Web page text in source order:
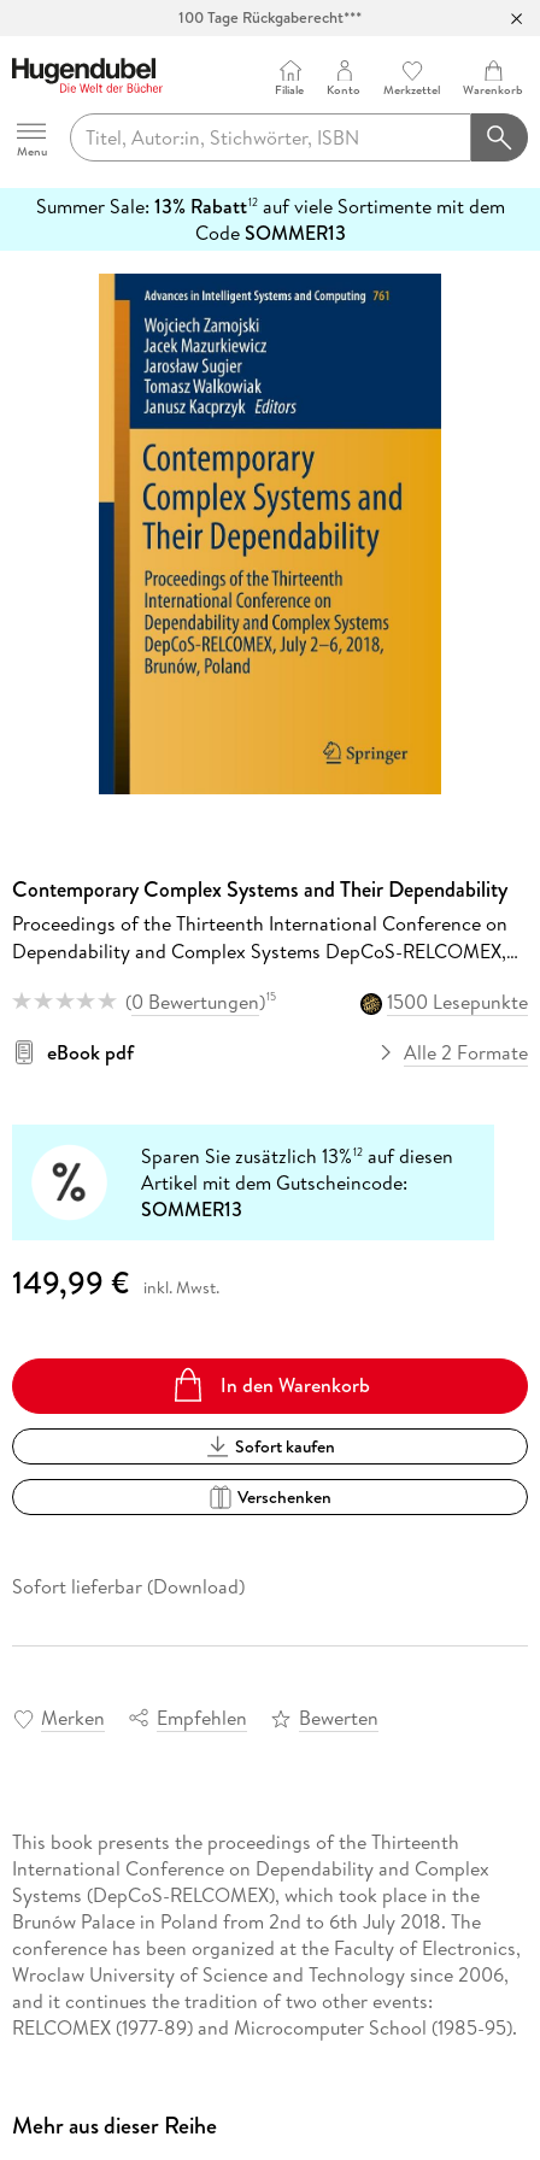
100 Tage Rückgaberecht***
Hugendubel
Menu
Filiale Konto Merkzettel Warenkorb
Summer Sale: 13% Rabatt12auf viele Sortimente mit dem
CodeSOMMER13
erfahren
Contemporary Complex Systems and Their Dependability
Proceedings of the Thirteenth International Conference on
Dependability and Complex Systems DepCoS-RELCOMEX,
(0 Bewertungen)15
1500 Lesepunkte
eBook pdf
Alle 2 Formate
Sparen Sie zusätzlich 13%12 auf diesen
Artikel mit dem Gutscheincode:
SOMMER13
149,99 € inkl. Mwst.
In den Warenkorb
Sofort kaufen
Verschenken
Sofort lieferbar (Download)
Merken Empfehlen Bewerten
This book presents the proceedings of the Thirteenth
International Conference on Dependability and Complex
Systems (DepCoS-RELCOMEX), which took place in the
Brunów Palace in Poland from 2nd to 6th July 2018. The
conference has been organized at the Faculty of Electronics,
Wroclaw University of Science and Technology since 2006,
and it continues the tradition of two other events:
RELCOMEX (1977-89) and Microcomputer School (1985-95).
The selection of papers in these proceedings illustrates the
Mehr aus dieser Reihe